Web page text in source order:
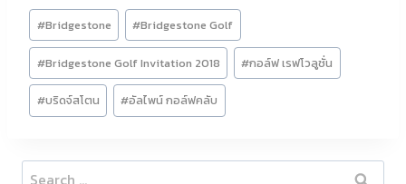
Post
Tags:
#Bridgestone #Bridgestone Golf
#Bridgestone Golf Invitation 2018 #กอล์ฟ เรฟโวลูชั่น
#บริดจ์สโตน #อัลไพน์ กอล์ฟคลับ
Search